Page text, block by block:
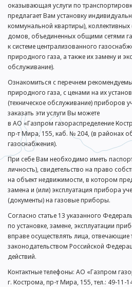
оказывающая услуги по
предлагает Вам установку
коммунальной квартиры),
домов, объединенных общими сетями
к системе централизованного
природного газа, а также их замену и
обслуживание).
Ознакомиться с перечнем
природного газа, с ценами на их
(техническое обслуживание) приборов
заказать эти услуги Вы можете
в АО «Газпром газораспределение
пр-т Мира, 155, каб. № 204, (в районах
газоснабжения).
При себе Вам необходимо иметь
личность), свидетельство на право
на объект недвижимости, в котором
замена и (или) эксплуатация прибора
(документы) на газовые приборы.
Согласно статье 13 указанного
по установке, замене, эксплуатации
вправе осуществлять лица,
законодательством Российской
действий.
Контактные телефоны: АО «Газпром
г. Кострома,пр-тМира, 155, тел.: 49-11-